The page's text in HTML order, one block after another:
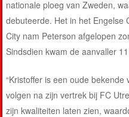
nationale ploeg van Zweden,
debuteerde. Het in het Engelse
City nam Peterson afgelopen
Sindsdien kwam de aanvaller
“Kristoffer is een oude
volgen na zijn vertrek bij FC
zijn kwaliteiten laten zien,